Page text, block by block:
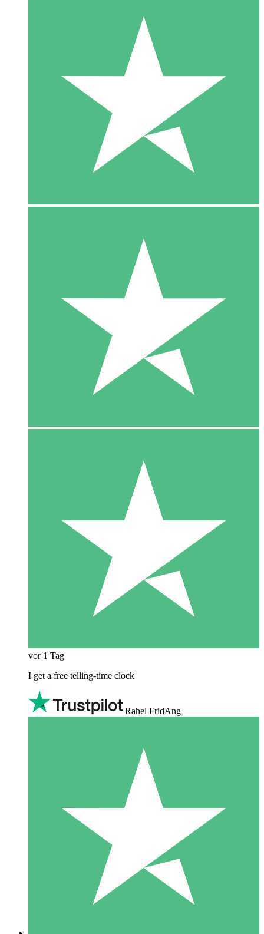
vor 1 Tag
I get a free telling-time clock
Rahel FridAng